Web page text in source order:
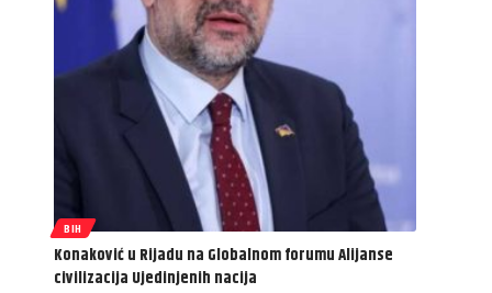
BIH
Konaković u Rijadu na Globalnom forumu Alijanse
civilizacija Ujedinjenih nacija